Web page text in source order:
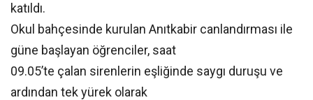
katıldı.
Okul bahçesinde kurulan Anıtkabir canlandırması ile
güne başlayan öğrenciler, saat
09.05’te çalan sirenlerin eşliğinde saygı duruşu ve
ardından tek yürek olarak